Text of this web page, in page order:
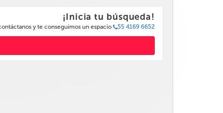
¡Inicia tu búsqueda!
y te conseguimos un espacio 55 4169 6652